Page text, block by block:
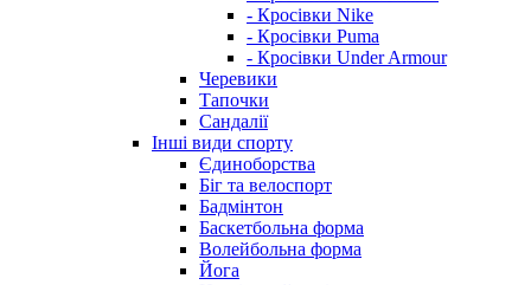
- Кросівки Nike
- Кросівки Puma
- Кросівки Under Armour
Черевики
Тапочки
Сандалії
Інші види спорту
Єдиноборства
Біг та велоспорт
Бадмінтон
Баскетбольна форма
Волейбольна форма
Йога